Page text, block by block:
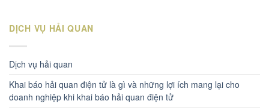
DỊCH VỤ HẢI QUAN
Dịch vụ hải quan
Khai báo hải quan điện tử là gì và những lợi ích mang lại cho
doanh nghiệp khi khai báo hải quan điện tử